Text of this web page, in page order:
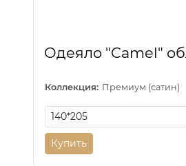
Одеяло "Camel"
Коллекция: Премиум (сатин)
Купить